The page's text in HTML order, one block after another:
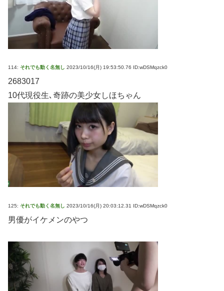
114: それでも動く名無し 2023/10/16(月) 19:53:50.76 ID:wDSMqzck0
2683017
10代現役生､奇跡の美少女しほちゃん
125: それでも動く名無し 2023/10/16(月) 20:03:12.31 ID:wDSMqzck0
男優がイケメンのやつ